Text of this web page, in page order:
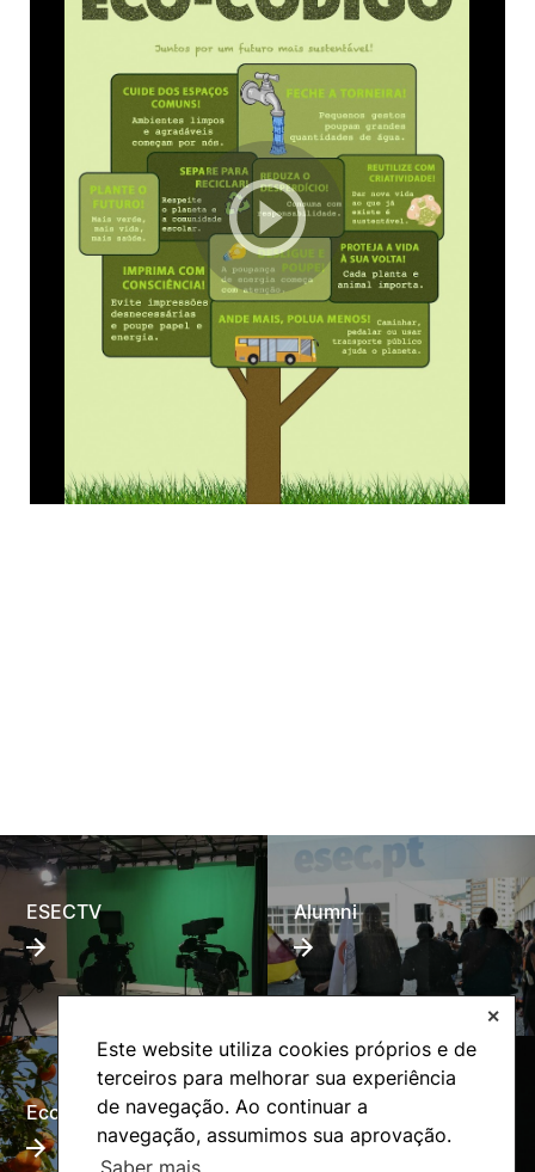
Este website utiliza cookies próprios e de
terceiros para melhorar sua experiência
de navegação. Ao continuar a
navegação, assumimos sua aprovação.
Saber mais
✕
ESECTV Alumni
Eco-Escola Internacional